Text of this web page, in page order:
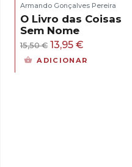
Armando Gonçalves Pereira
O Livro das Coisas
Sem Nome
15,50€ O
preço
13,95 €
preço
ADICIONAR